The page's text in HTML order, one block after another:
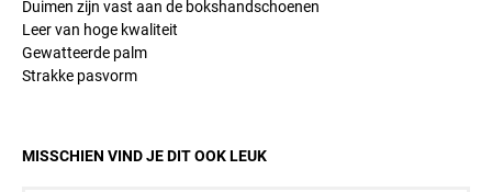
Duimen zijn vast aan de bokshandschoenen
Leer van hoge kwaliteit
Gewatteerde palm
Strakke pasvorm
MISSCHIEN VIND JE DIT OOK LEUK